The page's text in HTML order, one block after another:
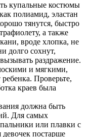
купальные костюмы
полиамид, эластан
тянутся, быстро
а также
вроде хлопка, не
долго сохнут,
раздражение.
и мягкими,
Проверьте,
краев была
должна быть
Для самых
или плавки с
постарше